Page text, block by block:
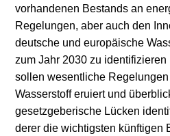
vorhandenen Bestands an
Regelungen, aber auch den
deutsche und europäische
zum Jahr 2030 zu
sollen wesentliche
Wasserstoff eruiert und
gesetzgeberische Lücken
derer die wichtigsten künftigen